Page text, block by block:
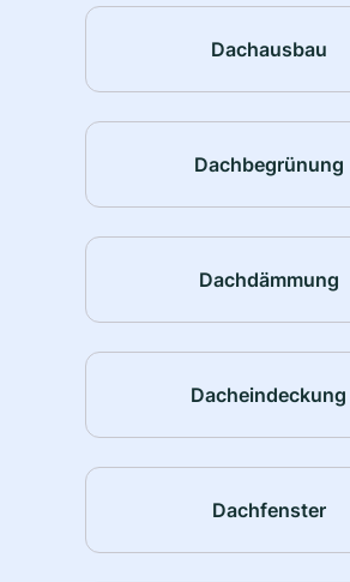
Dachausbau
Dachbegrünung
Dachdämmung
Dacheindeckung
Dachfenster